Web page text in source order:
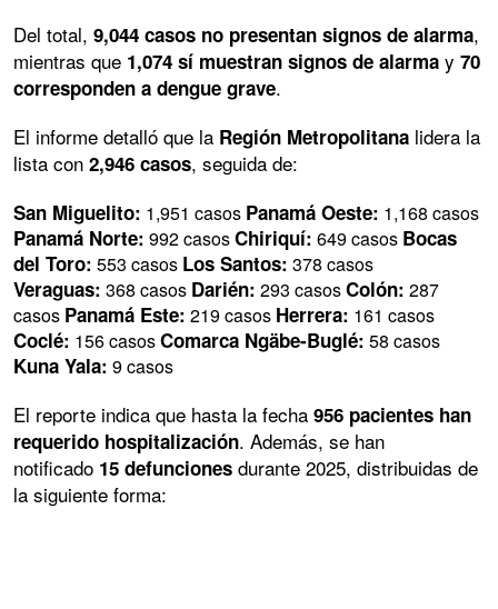
Del total, 9,044 casos no presentan signos de alarma,
mientras que 1,074 sí muestran signos de alarma y 70
corresponden a dengue grave.
El informe detalló que la Región Metropolitana lidera la
lista con 2,946 casos, seguida de:
San Miguelito: 1,951 casos Panamá Oeste: 1,168 casos
Panamá Norte: 992 casosChiriquí: 649 casos Bocas
del Toro: 553 casos Los Santos: 378 casos
Veraguas: 368 casos Darién: 293 casosColón: 287
casos Panamá Este: 219 casos Herrera: 161 casos
Coclé: 156 casosComarca Ngäbe-Buglé: 58 casos
Kuna Yala: 9 casos
El reporte indica que hasta la fecha 956 pacientes han
requerido hospitalización. Además, se han
notificado 15 defunciones durante 2025, distribuidas de
la siguiente forma: